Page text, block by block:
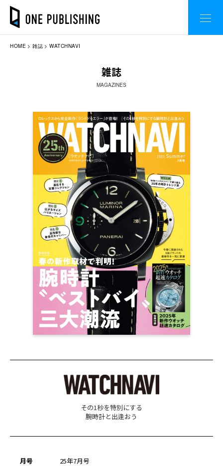
HOME 雑誌 WATCHNAVI
雑誌
MAGAZINES
その1秒を特別にする
腕時計と出逢おう
月号
25年7月号